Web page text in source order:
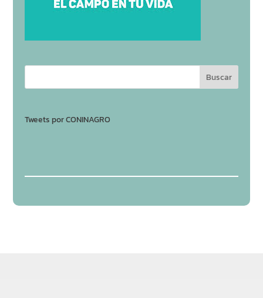
Tweets por CONINAGRO